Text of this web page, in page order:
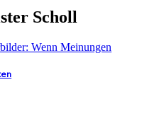
Scholl